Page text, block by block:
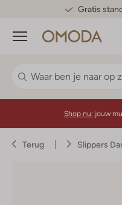
Gratis
Menu
Shop nu: jouw
Terug Slippers